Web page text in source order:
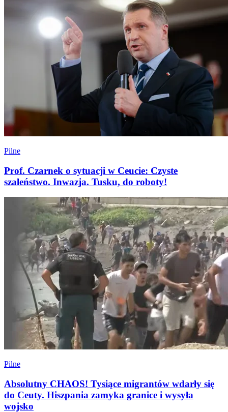
Pilne
Prof. Czarnek o sytuacji w Ceucie: Czyste
szaleństwo. Inwazja. Tusku, do roboty!
Pilne
Absolutny CHAOS! Tysiące migrantów wdarły się
do Ceuty. Hiszpania zamyka granice i wysyła
wojsko